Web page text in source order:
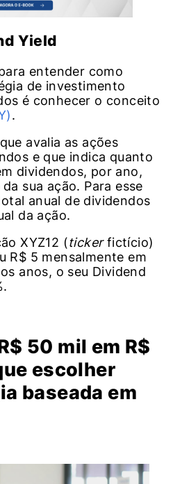
Yield
entender como
de investimento
é conhecer o conceito
.
avalia as ações
e que indica quanto
dividendos, por ano,
sua ação. Para esse
anual de dividendos
da ação.
XYZ12 (tickerfictício)
R$ 5 mensalmente em
anos, o seu Dividend
50 mil em R$
escolher
baseada em